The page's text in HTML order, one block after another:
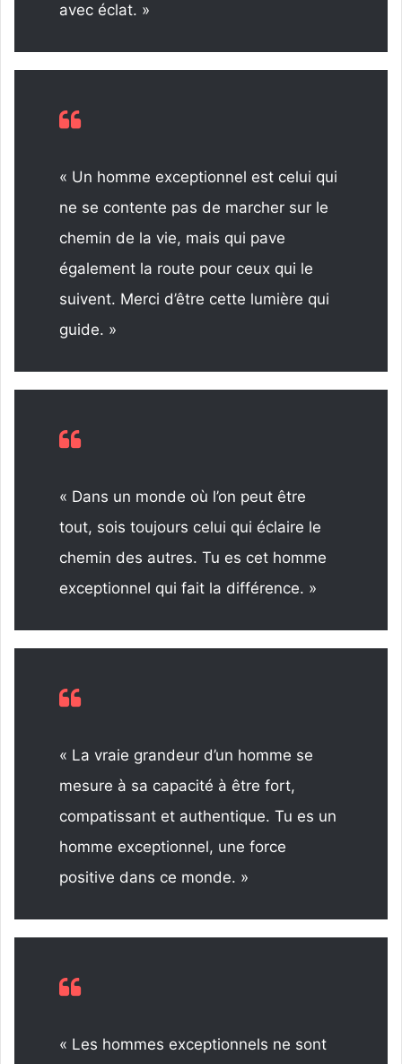
avec éclat. »
« Un homme exceptionnel est celui qui
ne se contente pas de marcher sur le
chemin de la vie, mais qui pave
également la route pour ceux qui le
suivent. Merci d’être cette lumière qui
guide. »
« Dans un monde où l’on peut être
tout, sois toujours celui qui éclaire le
chemin des autres. Tu es cet homme
exceptionnel qui fait la différence. »
« La vraie grandeur d’un homme se
mesure à sa capacité à être fort,
compatissant et authentique. Tu es un
homme exceptionnel, une force
positive dans ce monde. »
« Les hommes exceptionnels ne sont